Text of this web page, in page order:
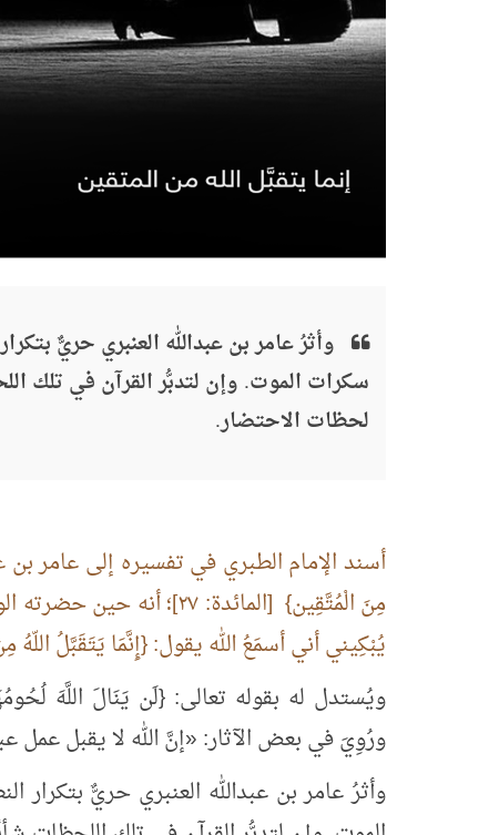
وأثرُ عامر بن عبدالله العنبري حريٌّ
سكرات الموت. وإن لتدبُّر القرآن في تلك
لحظات الاحتضار.
أسند الإمام الطبري في تفسيره إلى عامر بن
مِنَ الْمُتَّقِين} [المائدة:
يُبْكِيني أني أسمَعُ الله يقول: {إِنَّمَا يَتَقَبَّلُ اللّهُ مِنَ
ورُوِيَ في بعض الآثار: «إنَّ الله لا يقبل
وأثرُ عامر بن عبدالله العنبري حريٌّ بتكرار